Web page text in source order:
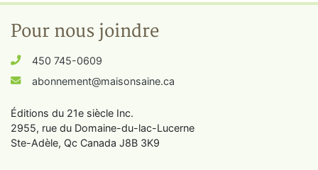
Pour nous joindre
450 745-0609
abonnement@maisonsaine.ca
Éditions du 21e siècle Inc.
2955, rue du Domaine-du-lac-Lucerne
Ste-Adèle, Qc Canada J8B 3K9